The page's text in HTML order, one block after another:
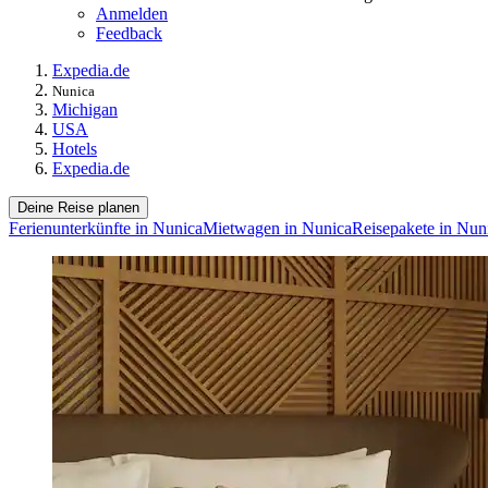
Anmelden
Feedback
Expedia.de
Nunica
Michigan
USA
Hotels
Expedia.de
Deine Reise planen
Ferienunterkünfte in NunicaMietwagen in NunicaReisepakete in